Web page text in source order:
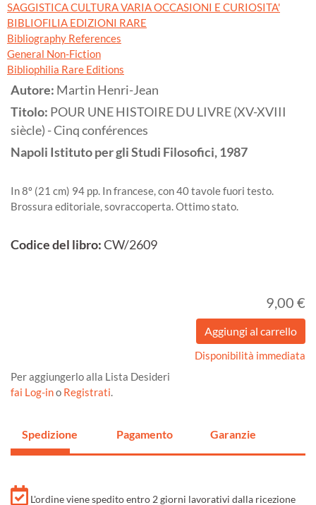
SAGGISTICA CULTURA VARIA OCCASIONI E CURIOSITA'
BIBLIOFILIA EDIZIONI RARE
Bibliography References
General Non-Fiction
Bibliophilia Rare Editions
Autore: Martin Henri-Jean
Titolo: POUR UNE HISTOIRE DU LIVRE (XV-XVIII
siècle) - Cinq conférences
Napoli Istituto per gli Studi Filosofici,1987
In 8º (21 cm) 94 pp. In francese, con 40 tavole fuori testo.
Brossura editoriale, sovraccoperta. Ottimo stato.
Codice del libro:CW/2609
9,00 €
Disponibilità immediata
Per aggiungerlo alla Lista Desideri
fai Log-ino Registrati.
Spedizione Pagamento Garanzie
L'ordine viene spedito entro 2 giorni lavorativi dalla ricezione